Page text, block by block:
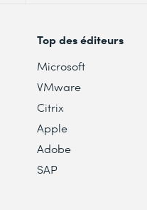
Top des éditeurs
Microsoft
VMware
Citrix
Apple
Adobe
SAP